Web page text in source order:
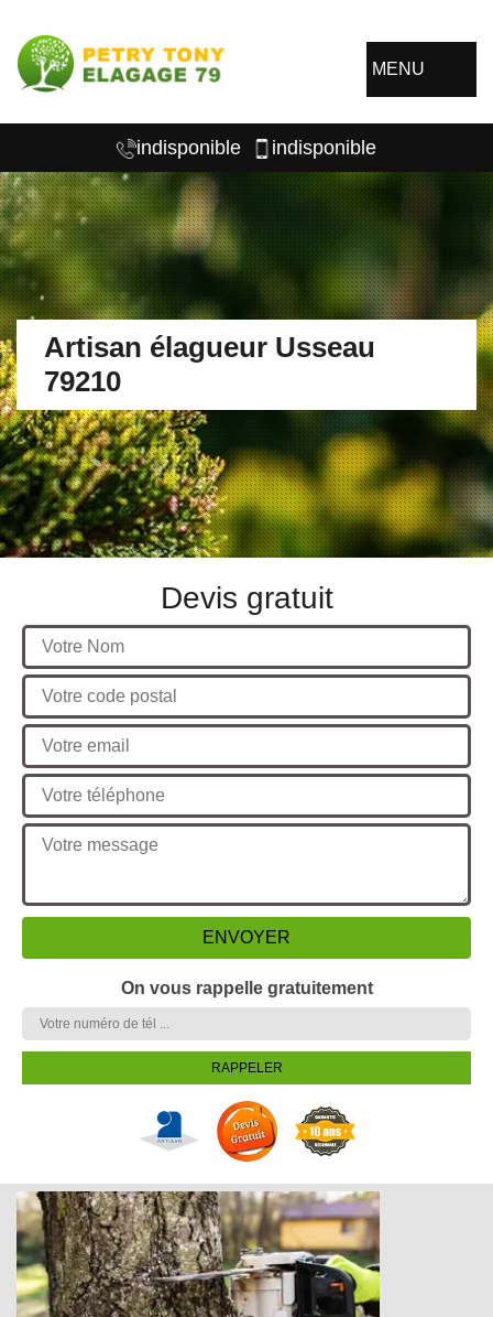
MENU
indisponible indisponible
Artisan élagueur Usseau
79210
Devis gratuit
On vous rappelle gratuitement